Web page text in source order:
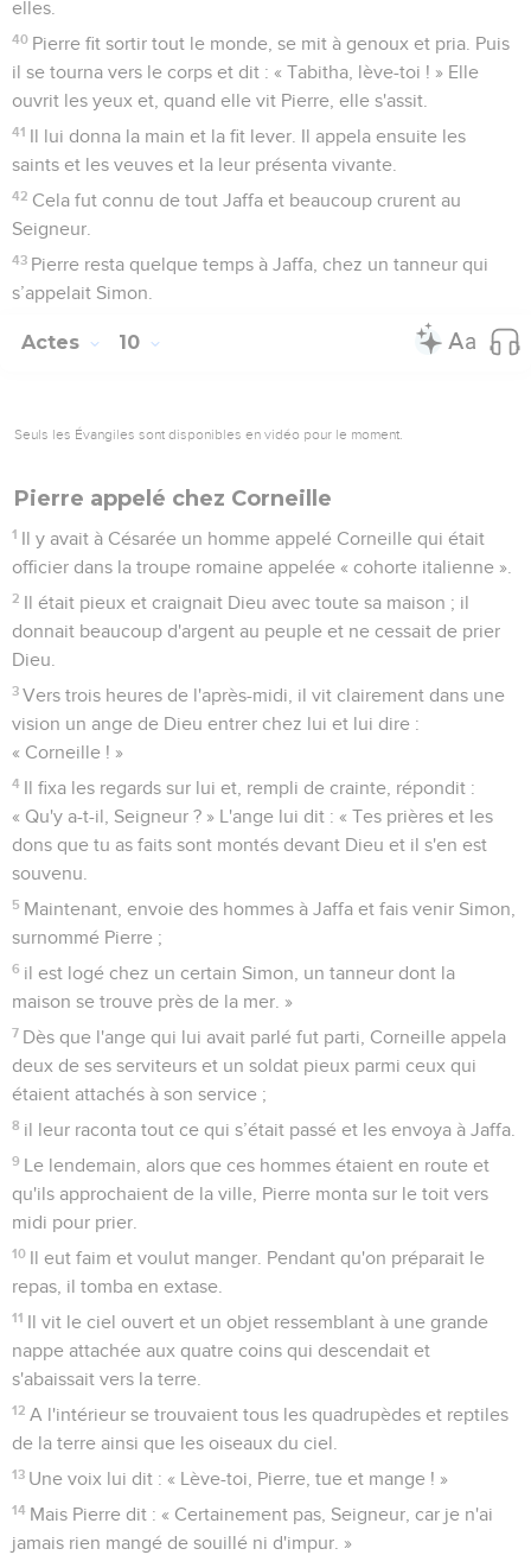
elles.
40 Pierre fit sortir tout le monde, se mit à genoux et pria. Puis
il se tourna vers le corps et dit : « Tabitha, lève-toi ! » Elle
ouvrit les yeux et, quand elle vit Pierre, elle s'assit.
41 Il lui donna la main et la fit lever. Il appela ensuite les
saints et les veuves et la leur présenta vivante.
42 Cela fut connu de tout Jaffa et beaucoup crurent au
Seigneur.
43 Pierre resta quelque temps à Jaffa, chez un tanneur qui
s’appelait Simon.
Actes 10
Seuls les Évangiles sont disponibles en vidéo pour le moment.
Pierre appelé chez Corneille
1 Il y avait à Césarée un homme appelé Corneille qui était
officier dans la troupe romaine appelée « cohorte italienne ».
2 Il était pieux et craignait Dieu avec toute sa maison ; il
donnait beaucoup d'argent au peuple et ne cessait de prier
Dieu.
3 Vers trois heures de l'après-midi, il vit clairement dans une
vision un ange de Dieu entrer chez lui et lui dire :
« Corneille ! »
4 Il fixa les regards sur lui et, rempli de crainte, répondit :
« Qu'y a-t-il, Seigneur ? » L'ange lui dit : « Tes prières et les
dons que tu as faits sont montés devant Dieu et il s'en est
souvenu.
5 Maintenant, envoie des hommes à Jaffa et fais venir Simon,
surnommé Pierre ;
6 il est logé chez un certain Simon, un tanneur dont la
maison se trouve près de la mer. »
7 Dès que l'ange qui lui avait parlé fut parti, Corneille appela
deux de ses serviteurs et un soldat pieux parmi ceux qui
étaient attachés à son service ;
8 il leur raconta tout ce qui s’était passé et les envoya à Jaffa.
9 Le lendemain, alors que ces hommes étaient en route et
qu'ils approchaient de la ville, Pierre monta sur le toit vers
midi pour prier.
10 Il eut faim et voulut manger. Pendant qu'on préparait le
repas, il tomba en extase.
11 Il vit le ciel ouvert et un objet ressemblant à une grande
nappe attachée aux quatre coins qui descendait et
s'abaissait vers la terre.
12 A l'intérieur se trouvaient tous les quadrupèdes et reptiles
de la terre ainsi que les oiseaux du ciel.
13 Une voix lui dit : « Lève-toi, Pierre, tue et mange ! »
14 Mais Pierre dit : « Certainement pas, Seigneur, car je n'ai
jamais rien mangé de souillé ni d'impur. »